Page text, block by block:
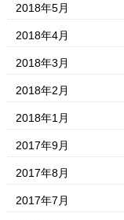
2018年5月
2018年4月
2018年3月
2018年2月
2018年1月
2017年9月
2017年8月
2017年7月